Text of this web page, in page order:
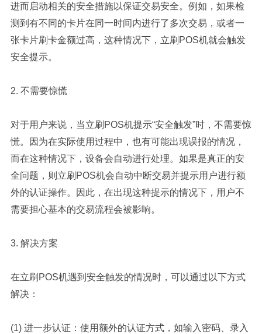
进而启动相关的安全措施以保证交易安全。例如，如果检
测到有不同的卡片在同一时间内进行了多次交易，或者一
张卡片刷卡金额过高，这种情况下，立刷POS机就会触发
安全提示。
2. 不需要惊慌
对于用户来说，当立刷POS机提示“安全触发”时，不需要惊
慌。因为在实际使用过程中，也有可能出现误报的情况，
而在这种情况下，设备会自动进行处理。如果是真正的安
全问题，则立刷POS机会自动中断交易并提示用户进行额
外的认证操作。因此，在出现这种提示的情况下，用户不
需要担心基本的交易流程会被影响。
3. 解决方案
在立刷POS机遇到安全触发的情况时，可以通过以下方式
解决：
(1) 进一步认证：使用额外的认证方式，如输入密码、录入